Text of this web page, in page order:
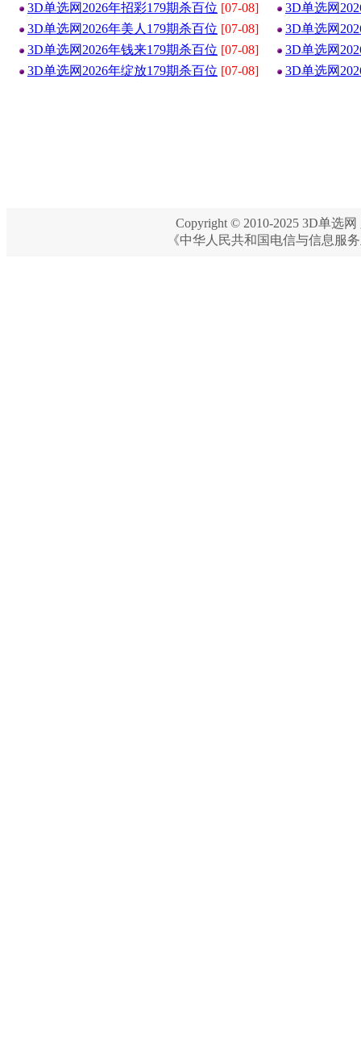
3D单选网2026年招彩179期杀百位 [07-08]
3D单选网
3D单选网2026年美人179期杀百位 [07-08]
3D单选网
3D单选网2026年钱来179期杀百位 [07-08]
3D单选网
3D单选网2026年绽放179期杀百位 [07-08] 3D单选网
Copyright © 2010-2025 3D单选网
《中华人民共和国电信与信息服